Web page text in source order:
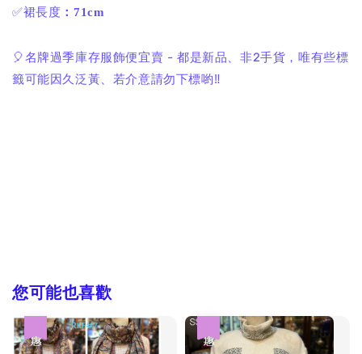
✅裙長度 ：71cm
🎈名牌過季庫存服飾便宜賣 - 都是新品、非2手貨，唯有些標
籤可能因久泛黃、若介意請勿下標喲‼️
您可能也喜歡